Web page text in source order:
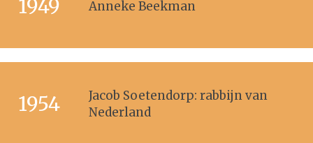
1949 Anneke Beekman
1954
Jacob Soetendorp: rabbijn van
Nederland